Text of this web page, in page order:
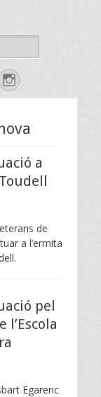
Instagram
a
de
a l’ermita
pel
l’Escola
Egarenc